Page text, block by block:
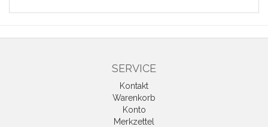
SERVICE
Kontakt
Warenkorb
Konto
Merkzettel